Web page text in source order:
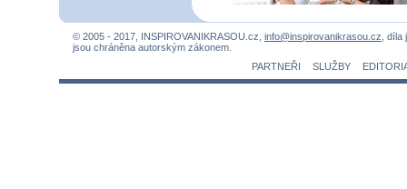
© 2005 - 2017, INSPIROVANIKRASOU.cz, info@inspirovanikrasou.cz ,
jsou chráněna autorským zákonem.
PARTNEŘI
SLUŽBY